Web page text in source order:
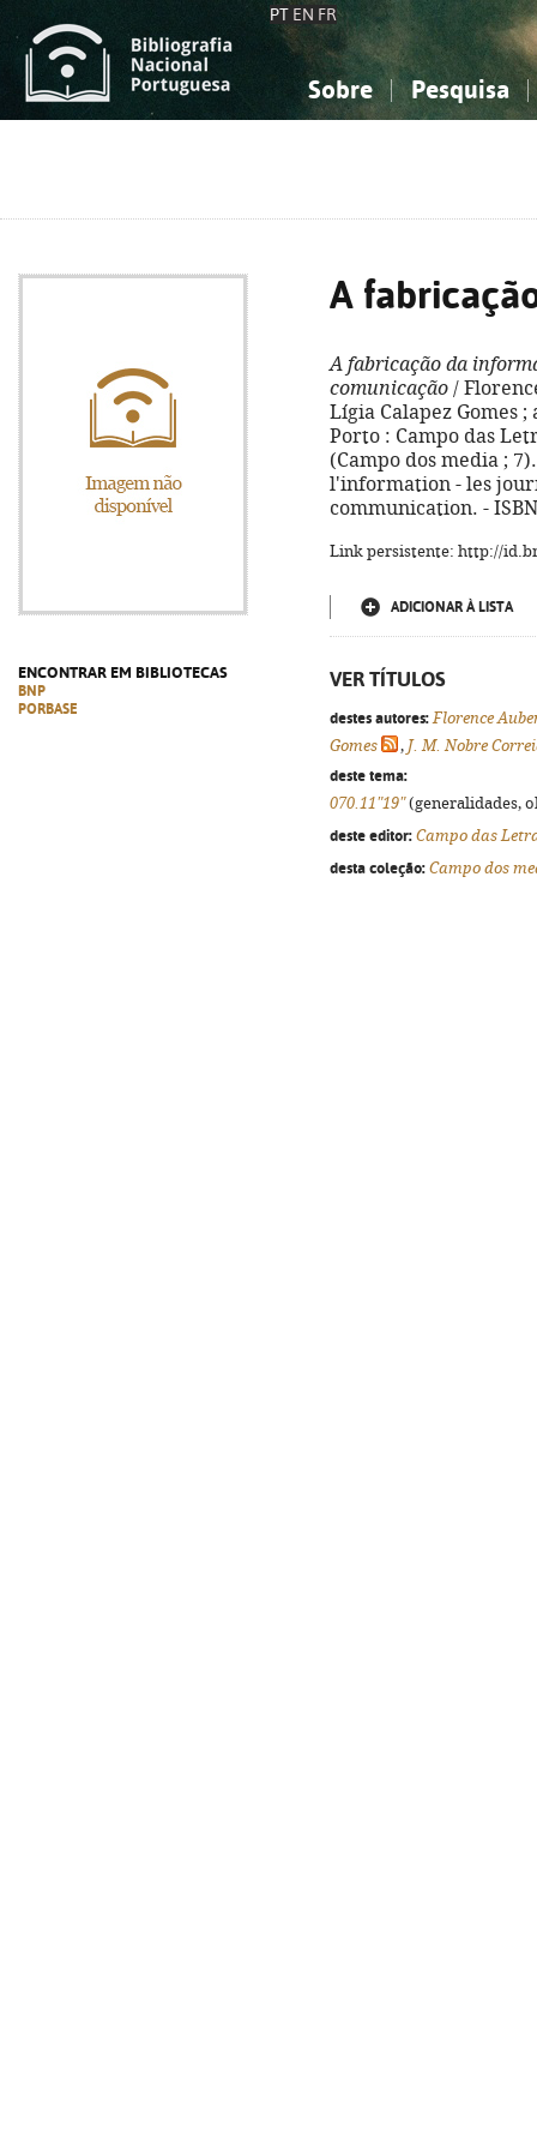
PT EN FR
Sobre Pesquisa
ENCONTRAR EM BIBLIOTECAS
BNP
PORBASE
A
A fabricação da
comunicação /
Lígia Calapez Gomes
Porto : Campo das
(Campo dos media ;
l'information - les
communication. -
Link persistente: http://
ADICIONAR À LISTA
VER TÍTULOS
destes autores: Florence
Gomes
, J. M. Nobre
deste tema:
070.11"19"(generalidades,
deste editor: Campo das
desta coleção: Campo dos